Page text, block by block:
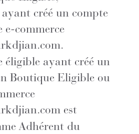
créé un compte
e-commerce
.
éligible ayant créé un
Boutique Eligible ou
est
Adhérent du